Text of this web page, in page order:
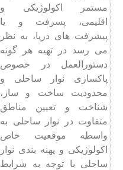
مستمر اکولوژیکی و
اقلیمی، پسرفت و یا
پیشرفت های دریا، به نظر
می رسد در تهیه هر گونه
دستورالعمل در خصوص
پاکسازی نوار ساحلی و
محدودیت ساخت و ساز،
شناخت و تعیین مناطق
متفاوت در نوار ساحلی به
واسطه موقعیت خاص
اکولوژیکی و پهنه بندی نوار
ساحلی با توجه به شرایط